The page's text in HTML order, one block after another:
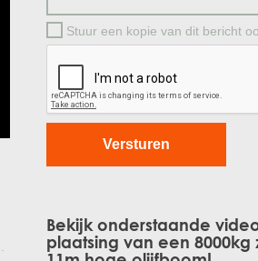
Stuur een kopie van dit bericht
Bekijk onderstaande
plaatsing van een 8000kg